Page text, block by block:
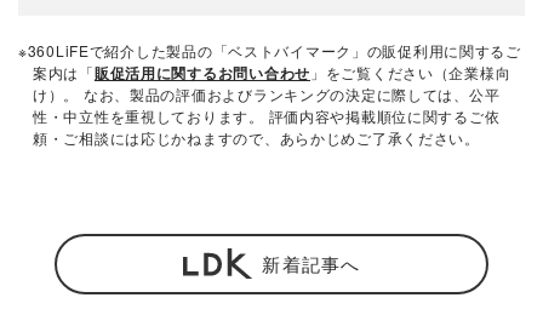
※360LiFEで紹介した製品の「ベストバイマーク」の販促利用に関するご
案内は「販促活用に関するお問い合わせ 」をご覧ください（企業様向
け）。 なお、製品の評価およびランキングの決定に際しては、公平
性・中立性を重視しております。 評価内容や掲載順位に関するご依
頼・ご相談には応じかねますので、あらかじめご了承ください。
新着記事へ